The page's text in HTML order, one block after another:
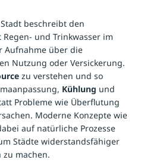
beschreibt den
und Trinkwasser im
Aufnahme über die
Nutzung oder Versickerung.
zu verstehen und so
Kühlung und
Probleme wie Überflutung
Moderne Konzepte wie
auf natürliche Prozesse
Städte widerstandsfähiger
machen.